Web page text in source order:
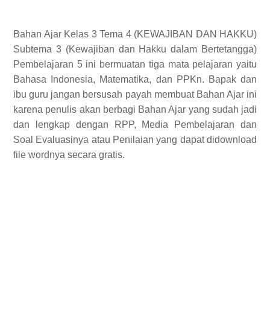
Bahan Ajar Kelas 3 Tema 4 (KEWAJIBAN DAN HAKKU)
Subtema 3 (Kewajiban dan Hakku dalam Bertetangga)
Pembelajaran 5 ini bermuatan tiga mata pelajaran yaitu
Bahasa Indonesia, Matematika, dan PPKn. Bapak dan
ibu guru jangan bersusah payah membuat Bahan Ajar ini
karena penulis akan berbagi Bahan Ajar yang sudah jadi
dan lengkap dengan RPP, Media Pembelajaran dan
Soal Evaluasinya atau Penilaian yang dapat didownload
file wordnya secara gratis.